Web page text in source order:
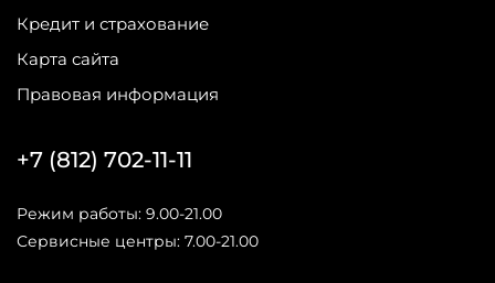
Кредит и страхование
Карта сайта
Правовая информация
+7 (812) 702-11-11
Режим работы: 9.00-21.00
Сервисные центры: 7.00-21.00